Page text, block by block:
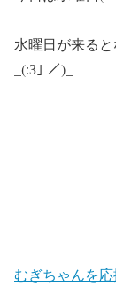
水曜日が来る
_(:З｣ ∠)_
むぎちゃんを応